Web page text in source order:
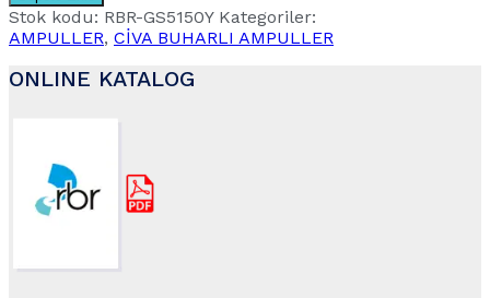
Stok kodu: RBR-GS5150Y Kategoriler:
AMPULLER, CİVA BUHARLI AMPULLER
ONLINE KATALOG